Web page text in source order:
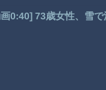
0:40] 73歳女性、雪